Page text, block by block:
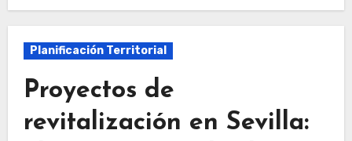
Planificación Territorial
Proyectos de
revitalización en Sevilla: